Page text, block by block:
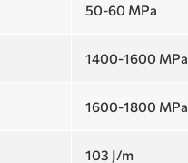
50-60 MPa
1400-1600 MPa
1600-1800 MPa
103 J/m